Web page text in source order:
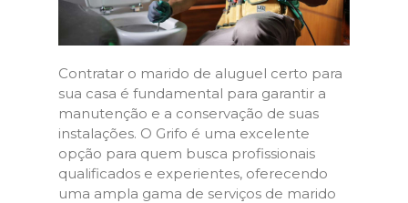
Contratar o marido de aluguel certo para
sua casa é fundamental para garantir a
manutenção e a conservação de suas
instalações. O Grifo é uma excelente
opção para quem busca profissionais
qualificados e experientes, oferecendo
uma ampla gama de serviços de marido